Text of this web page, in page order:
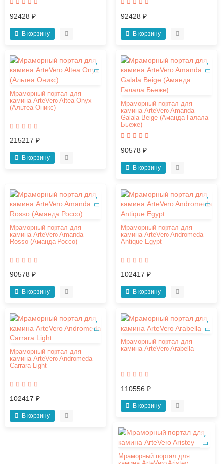
92428 ₽
В корзину
92428 ₽
В корзину
Мраморный портал для
камина ArteVero Altea Onyx
(Альтеа Оникс)
215217 ₽
В корзину
Мраморный портал для
камина ArteVero Amanda
Galala Beige (Аманда Галала
Бьеже)
90578 ₽
В корзину
Мраморный портал для
камина ArteVero Amanda
Rosso (Аманда Россо)
90578 ₽
В корзину
Мраморный портал для
камина ArteVero Andromeda
Antique Egypt
102417 ₽
В корзину
Мраморный портал для
камина ArteVero Andromeda
Carrara Light
102417 ₽
В корзину
Мраморный портал для
камина ArteVero Arabella
110556 ₽
В корзину
Мраморный портал для